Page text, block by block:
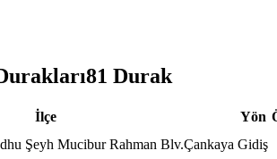
81 Durak
İlçe Yön
Şeyh Mucibur Rahman Blv.Çankaya Gidiş